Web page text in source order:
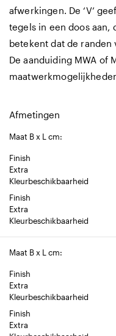
afwerkingen. De ‘V’
tegels in een doos aan,
betekent dat de
De aanduiding MWA of
Afmetingen
Maat B x L cm:
Finish
Extra
Kleurbeschikbaarheid
Finish
Extra
Kleurbeschikbaarheid
Maat B x L cm:
Finish
Extra
Kleurbeschikbaarheid
Finish
Extra